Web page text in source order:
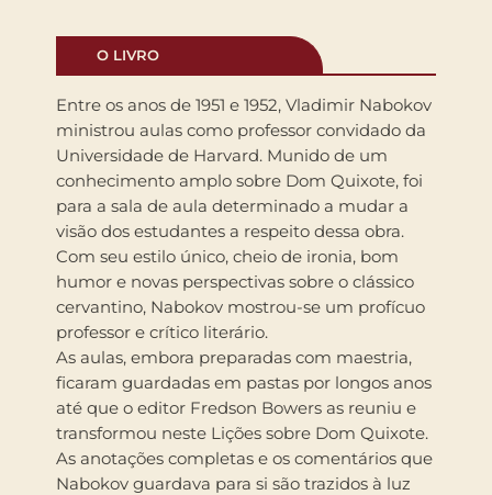
O LIVRO
Entre os anos de 1951 e 1952, Vladimir Nabokov
ministrou aulas como professor convidado da
Universidade de Harvard. Munido de um
conhecimento amplo sobre Dom Quixote, foi
para a sala de aula determinado a mudar a
visão dos estudantes a respeito dessa obra.
Com seu estilo único, cheio de ironia, bom
humor e novas perspectivas sobre o clássico
cervantino, Nabokov mostrou-se um profícuo
professor e crítico literário.
As aulas, embora preparadas com maestria,
ficaram guardadas em pastas por longos anos
até que o editor Fredson Bowers as reuniu e
transformou neste Lições sobre Dom Quixote.
As anotações completas e os comentários que
Nabokov guardava para si são trazidos à luz